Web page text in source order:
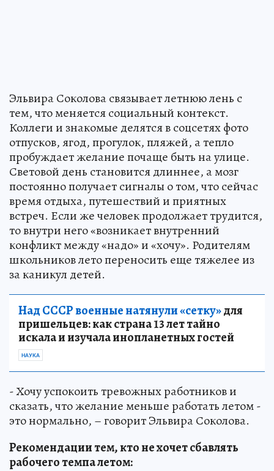
Эльвира Соколова связывает летнюю лень с
тем, что меняется социальный контекст.
Коллеги и знакомые делятся в соцсетях фото
отпусков, ягод, прогулок, пляжей, а тепло
пробуждает желание почаще быть на улице.
Световой день становится длиннее, а мозг
постоянно получает сигналы о том, что сейчас
время отдыха, путешествий и приятных
встреч. Если же человек продолжает трудится,
то внутри него «возникает внутренний
конфликт между «надо» и «хочу». Родителям
школьников лето переносить еще тяжелее из
за каникул детей.
Над СССР военные натянули «сетку»для
пришельцев: как страна 13 лет тайно
искала и изучала инопланетных гостей
НАУКА
- Хочу успокоить тревожных работников и
сказать, что желание меньше работать летом -
это нормально, – говорит Эльвира Соколова.
Рекомендации тем, кто не хочет сбавлять
рабочего темпа летом: